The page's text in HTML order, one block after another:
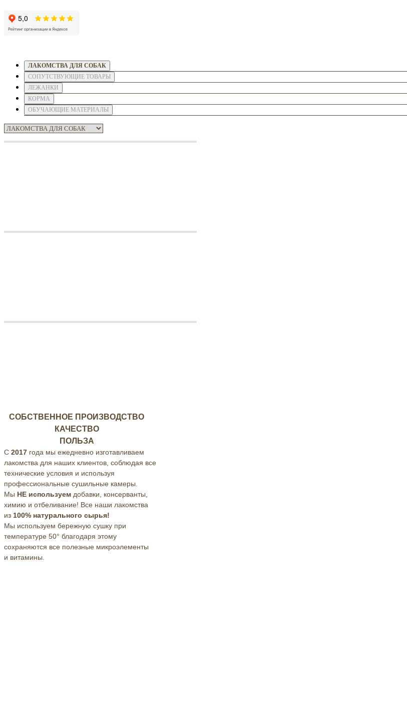
СОБСТВЕННОЕ ПРОИЗВОДСТВО
КАЧЕСТВО
ПОЛЬЗА
С 2017 года мы ежедневно изготавливаем
лакомства для наших клиентов, соблюдая все
технические условия и используя
профессиональные сушильные камеры.
Мы НЕ используем добавки, консерванты,
химию и отбеливание! Все наши лакомства
из 100% натурального сырья!
Мы используем бережную сушку при
температуре 50° благодаря этому
сохраняются все полезные микроэлементы
и витамины.
ЛАКОМСТВА ДЛЯ СОБАК
СОПУТСТВУЮЩИЕ ТОВАРЫ
ЛЕЖАНКИ
КОРМА
ОБУЧАЮЩИЕ МАТЕРИАЛЫ